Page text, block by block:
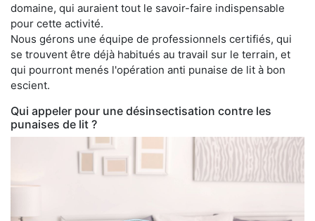
domaine, qui auraient tout le savoir-faire indispensable
pour cette activité.
Nous gérons une équipe de professionnels certifiés, qui
se trouvent être déjà habitués au travail sur le terrain, et
qui pourront menés l'opération anti punaise de lit à bon
escient.
Qui appeler pour une désinsectisation contre les
punaises de lit ?